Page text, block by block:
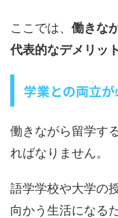
ここでは、 働きな
代表的なデメリット
学業との両立
働きながら留学す
ればなりません。
語学学校や大学の
向かう生活になる